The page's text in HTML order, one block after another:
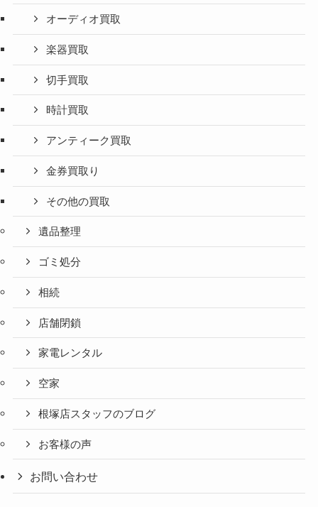
オーディオ買取
楽器買取
切手買取
時計買取
アンティーク買取
金券買取り
その他の買取
遺品整理
ゴミ処分
相続
店舗閉鎖
家電レンタル
空家
根塚店スタッフのブログ
お客様の声
お問い合わせ